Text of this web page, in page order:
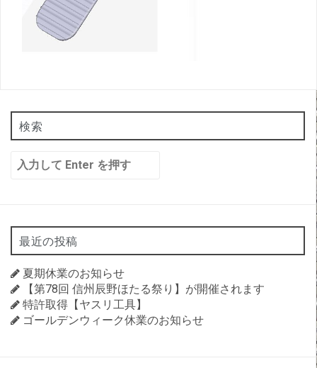
検索
検
索:
最近の投稿
夏期休業のお知らせ
【第78回 信州辰野ほたる祭り】が開催されます
特許取得【ヤスリ工具】
ゴールデンウィーク休業のお知らせ